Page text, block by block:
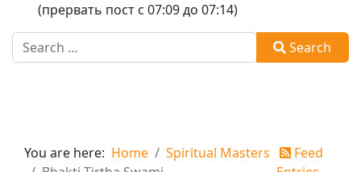
(прервать пост с 07:09 до 07:14)
Search
Search
You are here: Home
Spiritual Masters
Feed